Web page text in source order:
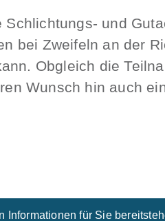
und
bei Zweifeln an der
Obgleich die
Wunsch hin auch
Informationen für Sie